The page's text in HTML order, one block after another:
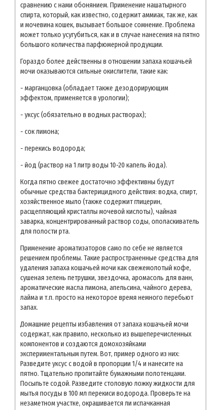
сравнению с нами обонянием. Применение нашатырного
спирта, который, как известно, содержит аммиак, так же, как
и мочевина кошек, вызывает большое сомнение. Проблема
может только усугубиться, как и в случае нанесения на пятно
большого количества парфюмерной продукции.
Гораздо более действенны в отношении запаха кошачьей
мочи оказываются сильные окислители, такие как:
- марганцовка (обладает также дезодорирующим
эффектом, применяется в урологии);
- уксус (обязательно в водных растворах);
- сок лимона;
- перекись водорода;
- йод (раствор на 1 литр воды 10-20 капель йода).
Когда пятно свежее достаточно эффективны будут
обычные средства бактерицидного действия: водка, спирт,
хозяйственное мыло (также содержит глицерин,
расщепляющий кристаллы мочевой кислоты), чайная
заварка, концентрированный раствор соды, ополаскиватель
для полости рта.
Применение ароматизаторов само по себе не является
решением проблемы. Такие распространенные средства для
удаления запаха кошачьей мочи как свежемолотый кофе,
сушеная зелень петрушки, звездочка, аромасоль для ванн,
ароматические масла лимона, апельсина, чайного дерева,
лайма и т.п. просто на некоторое время немного перебьют
запах.
Домашние рецепты избавления от запаха кошачьей мочи
содержат, как правило, несколько из вышеперечисленных
компонентов и создаются домохозяйками
экспериментальным путем. Вот, пример одного из них:
Разведите уксус с водой в пропорции 1/4 и нанесите на
пятно. Тщательно пропитайте бумажными полотенцами.
Посыпьте содой. Разведите столовую ложку жидкости для
мытья посуды в 100 мл перекиси водорода. Проверьте на
незаметном участке, окрашивается ли испачканная